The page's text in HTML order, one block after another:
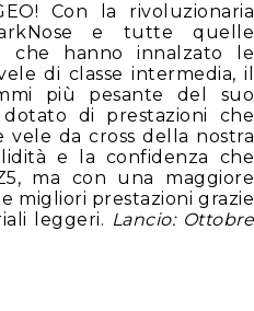
Con la rivoluzionaria
e tutte quelle
che hanno innalzato le
di classe intermedia, il
più pesante del suo
di prestazioni che
da cross della nostra
e la confidenza che
ma con una maggiore
migliori prestazioni grazie
leggeri. Lancio: Ottobre